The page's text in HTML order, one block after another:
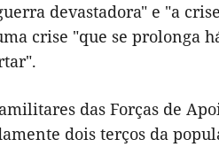
devastadora" e "a
crise "que se prolonga
das Forças de
dois terços da